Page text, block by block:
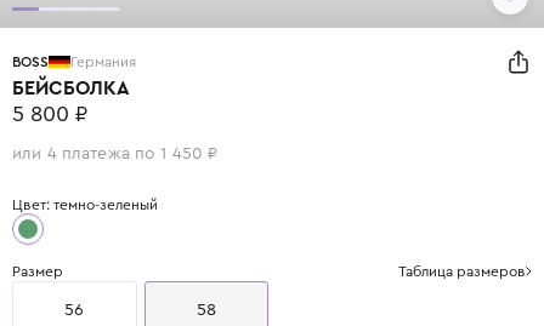
BOSS Германия
БЕЙСБОЛКА
5 800 ₽
или 4 платежа по 1 450 ₽
Цвет: темно-зеленый
Размер Таблица размеров
56 58